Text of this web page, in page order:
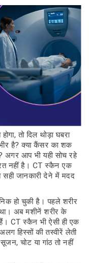
तो दिल थोड़ा घबरा
है? क्या कैंसर का शक
अगर आप भी यही सोच रहे
नहीं है। CT स्कैन एक
सही जानकारी देने में मदद
हो चुकी है। पहले शरीर
अब मशीनें शरीर के
CT स्कैन भी ऐसी ही एक
हिस्सों की तस्वीरें लेती
चोट या गांठ तो नहीं